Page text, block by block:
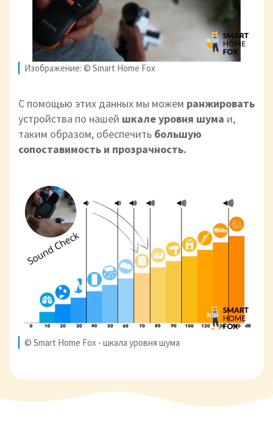
Изображение: © Smart Home Fox
С помощью этих данных мы можем ранжировать
устройства по нашей шкале уровня шума и,
таким образом, обеспечить большую
сопоставимость и прозрачность.
© Smart Home Fox - шкала уровня шума